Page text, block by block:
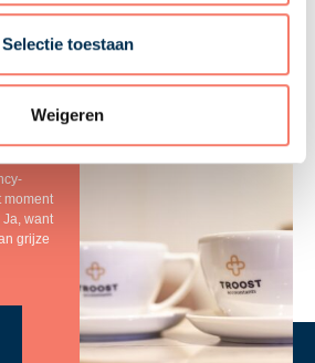
Selectie toestaan
Weigeren
ons
moment
Ja, want
grijze